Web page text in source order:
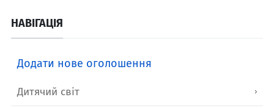
НАВІГАЦІЯ
Додати нове оголошення
Дитячий світ